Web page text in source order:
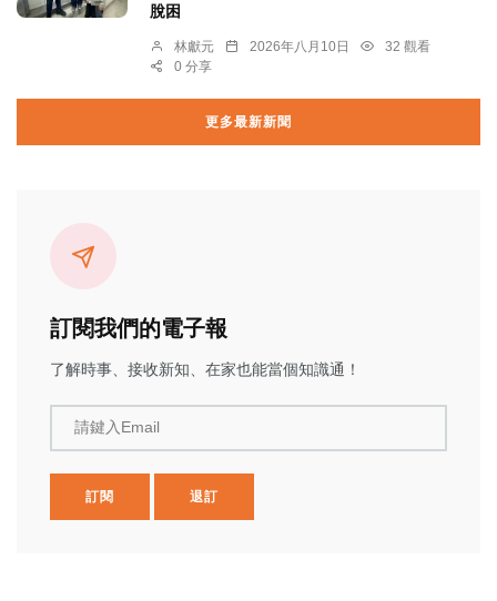
脫困
林獻元 2026年八月10日
32 觀看
0 分享
更多最新新聞
訂閱我們的電子報
了解時事、接收新知、在家也能當個知識通！
請鍵入Email
訂閱 退訂